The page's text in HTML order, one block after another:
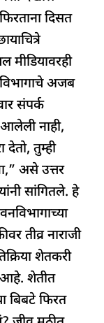
दिसत
मीडियावरही
अजब
संपर्क
नाही,
तुम्ही
असे उत्तर
सांगितले. हे
तीव्र नाराजी
शेतकरी
आहे. शेतीत
बिबटे फिरत